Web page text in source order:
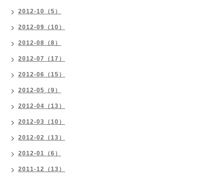
2012-10（5）
2012-09（10）
2012-08（8）
2012-07（17）
2012-06（15）
2012-05（9）
2012-04（13）
2012-03（10）
2012-02（13）
2012-01（6）
2011-12（13）